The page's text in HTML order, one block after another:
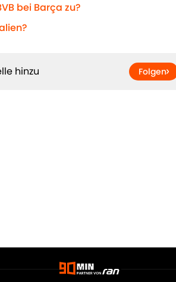
bei Barça zu?
hinzu Folgen